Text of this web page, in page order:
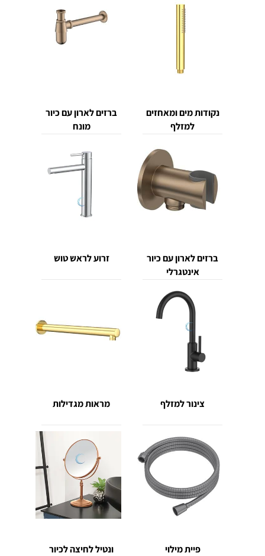
נקודות מים ומאחזים
למזלף
ברזים לארון עם כיור
מונח
ברזים לארון עם כיור
אינטגרלי
זרוע לראש טוש
צינור למזלף מראות מגדילות
פיית מילוי ונטיל לחיצה לכיור